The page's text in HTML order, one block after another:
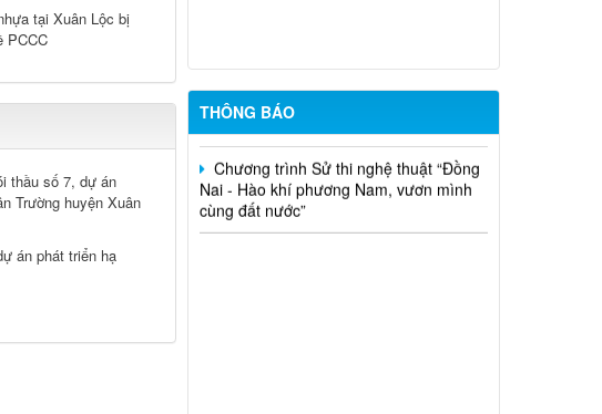
tại Xuân Lộc bị
PCCC
thầu số 7, dự án
Trường huyện Xuân
án phát triển hạ
THÔNG BÁO
phẩm tham dự Cuộc thi và Triển lãm Mỹ
thuật ứng dụng toàn quốc Lần thứ 6
Chương trình Sử thi nghệ thuật “Đồng
Nai - Hào khí phương Nam, vươn mình
cùng đất nước”